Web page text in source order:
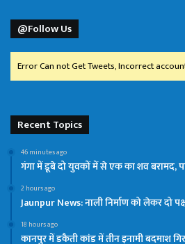
@Follow Us
Error Can not Get Tweets, Incorrect
Recent Topics
46 minutes ago
गंगा में डूबे दो युवकों में से एक का शव बरामद,
2 hours ago
Jaunpur News: नाली निर्माण को लेकर दो
18 hours ago
कानपुर में डकैती कांड में तीन इनामी बदमाश